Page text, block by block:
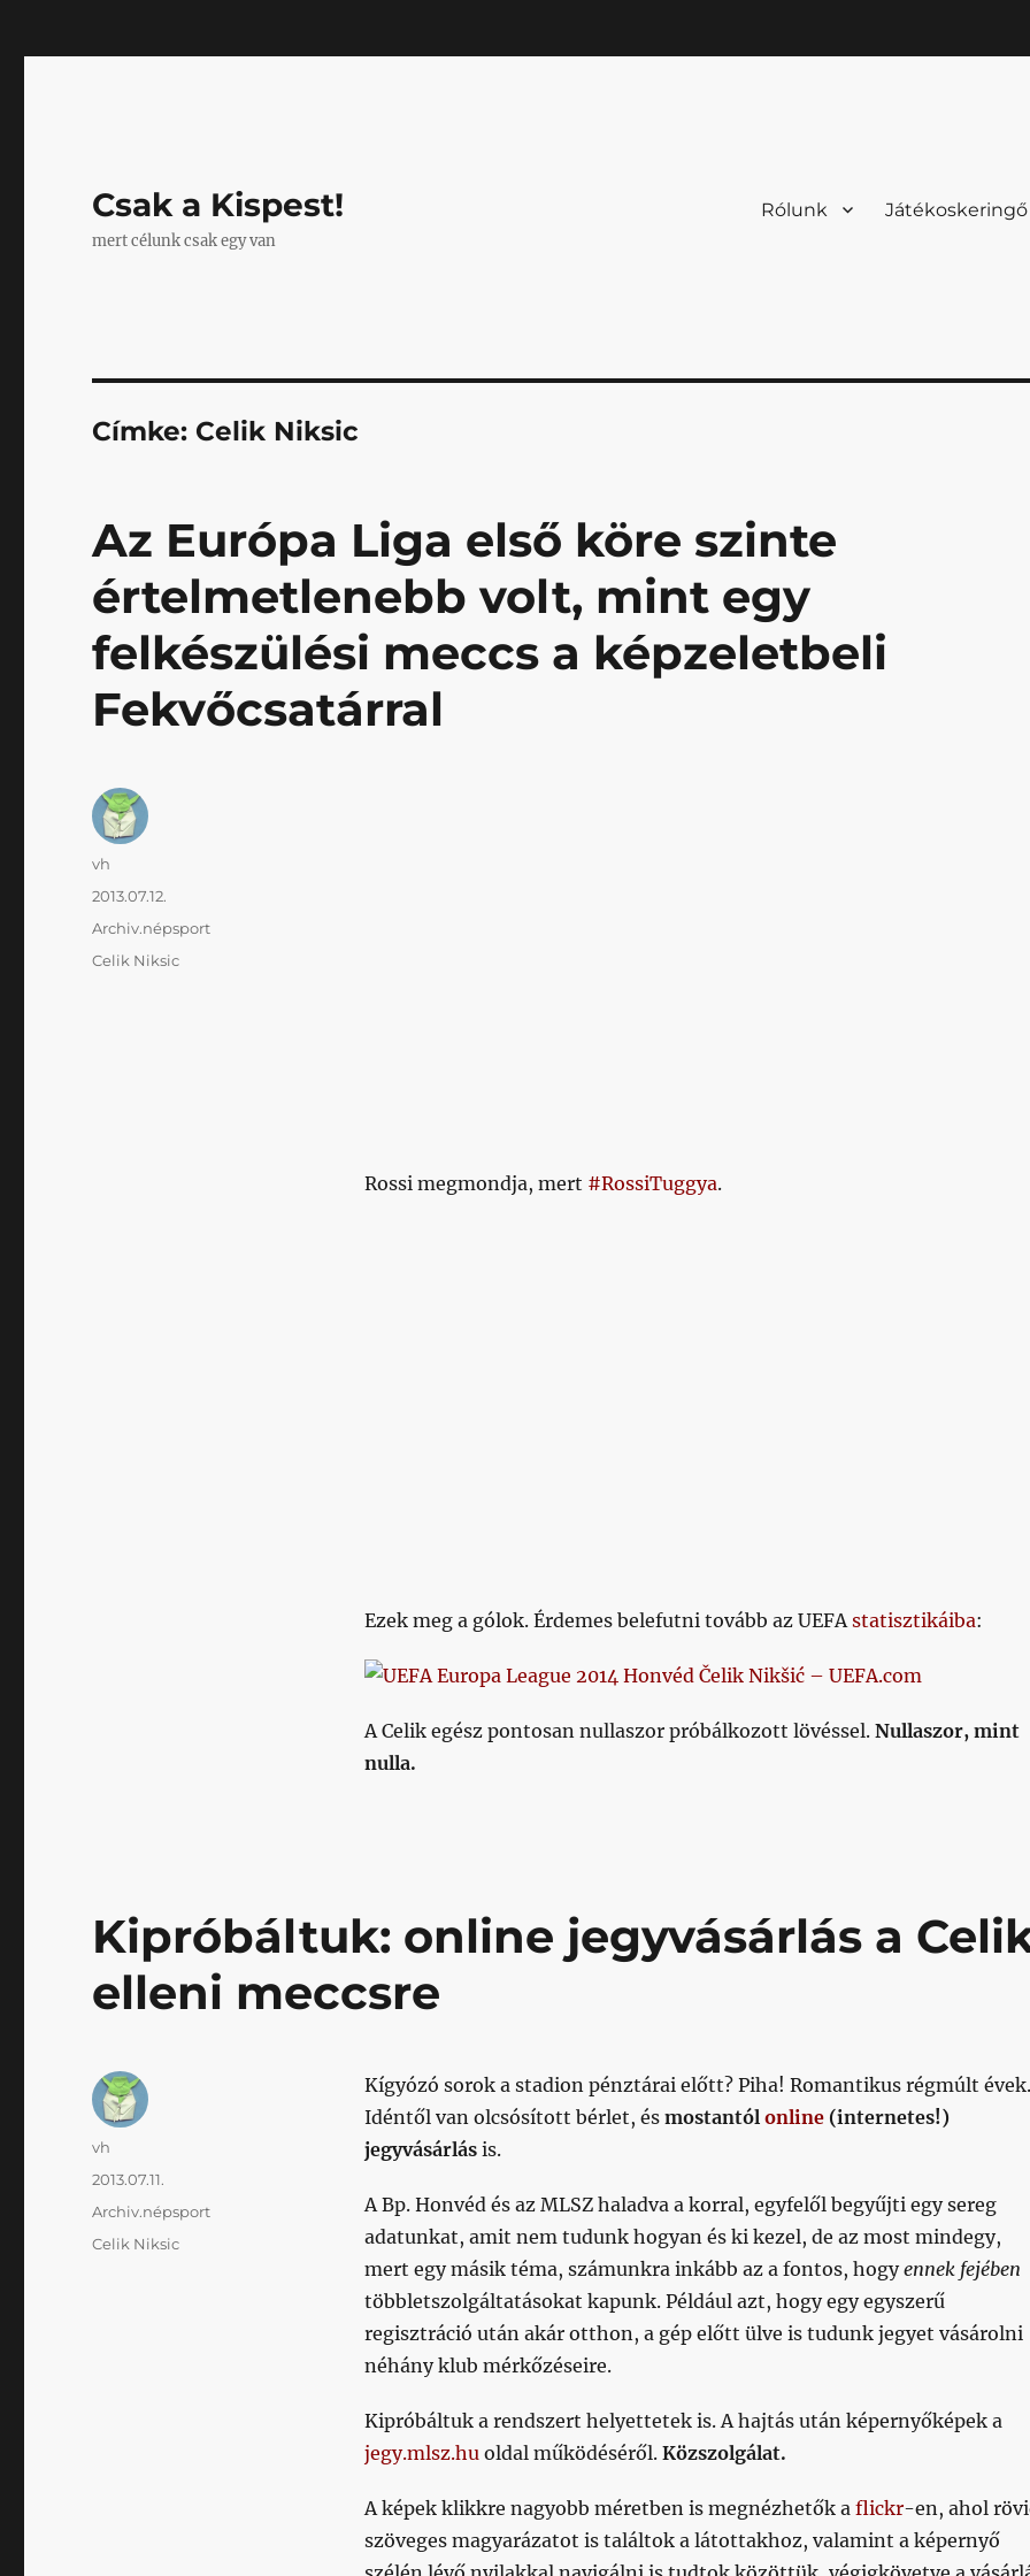
Csak a Kispest!
mert célunk csak egy van
Rólunk Játékoskeringő
Címke: Celik Niksic
Az Európa Liga első köre szinte
értelmetlenebb volt, mint egy
felkészülési meccs a képzeletbeli
Fekvőcsatárral
Rossi megmondja, mert #RossiTuggya.
Ezek meg a gólok. Érdemes belefutni tovább az UEFAstatisztikáiba:
A Celik egész pontosan nullaszor próbálkozott lövéssel. Nullaszor, mint
nulla.
Szerző
vh
Közzétéve
2013.07.12.
Kategória
Archiv.népsport
Címke
Celik Niksic
Kipróbáltuk: online jegyvásárlás a
elleni meccsre
Kígyózó sorok a stadion pénztárai előtt? Piha! Romantikus régmúlt évek.
Idéntől van olcsósított bérlet, és mostantól online(internetes!)
jegyvásárlásis.
A Bp. Honvéd és az MLSZ haladva a korral, egyfelől begyűjti egy sereg
adatunkat, amit nem tudunk hogyan és ki kezel, de az most mindegy,
mert egy másik téma, számunkra inkább az a fontos, hogyennek fejében
többletszolgáltatásokat kapunk. Például azt, hogy egy egyszerű
regisztráció után akár otthon, a gép előtt ülve is tudunk jegyet vásárolni
néhány klub mérkőzéseire.
Kipróbáltuk a rendszert helyettetek is. A hajtás után képernyőképek a
jegy.mlsz.huoldal működéséről. Közszolgálat.
A képek klikkre nagyobb méretben is megnézhetők a flickr-en, ahol
szöveges magyarázatot is találtok a látottakhoz, valamint a képernyő
Szerző
vh
Közzétéve
2013.07.11.
Kategória
Archiv.népsport
Címke
Celik Niksic